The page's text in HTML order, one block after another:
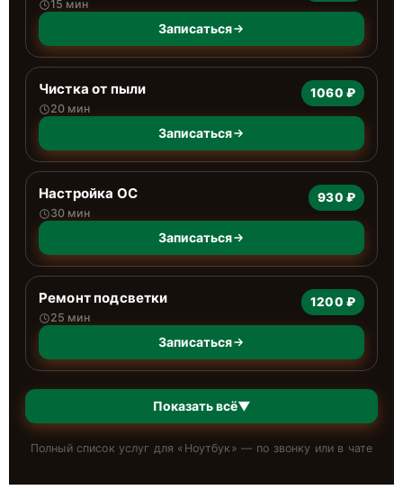
15 мин
Записаться
Чистка от пыли
20 мин
1060 ₽
Записаться
Настройка ОС
30 мин
930 ₽
Записаться
Ремонт подсветки
25 мин
1200 ₽
Записаться
Показать всё▼
Полный список услуг для « Ноутбук » — по звонку или в чате